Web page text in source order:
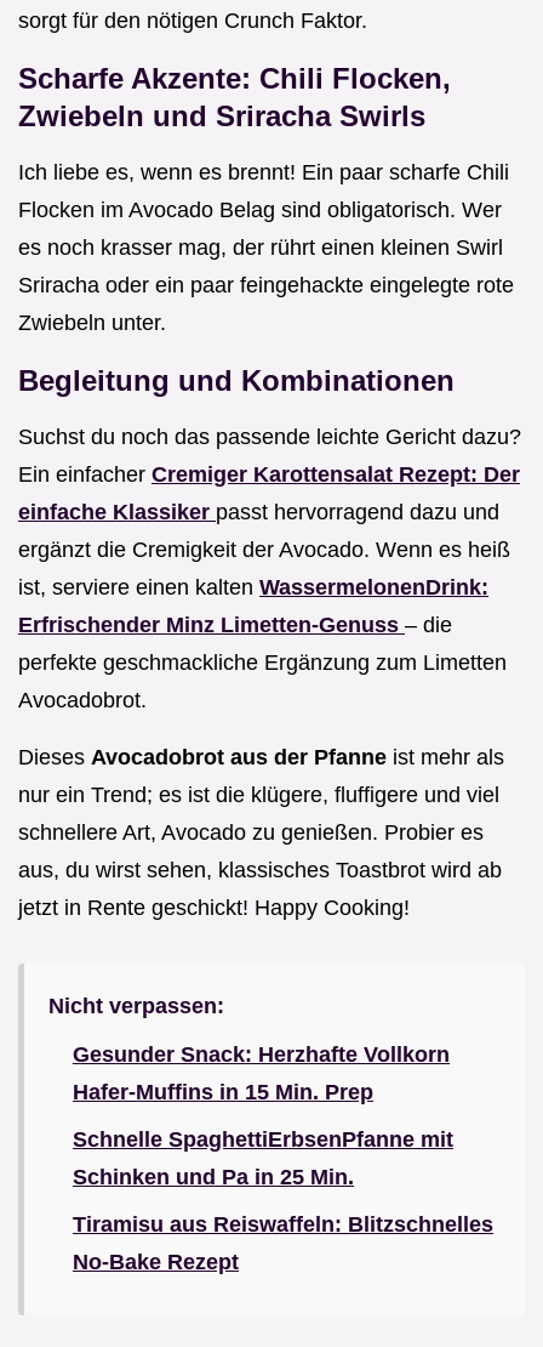
sorgt für den nötigen Crunch Faktor.
Scharfe Akzente: Chili Flocken,
Zwiebeln und Sriracha Swirls
Ich liebe es, wenn es brennt! Ein paar scharfe Chili
Flocken im Avocado Belag sind obligatorisch. Wer
es noch krasser mag, der rührt einen kleinen Swirl
Sriracha oder ein paar feingehackte eingelegte rote
Zwiebeln unter.
Begleitung und Kombinationen
Suchst du noch das passende leichte Gericht dazu?
Ein einfacher Cremiger Karottensalat Rezept: Der
einfache Klassiker passt hervorragend dazu und
ergänzt die Cremigkeit der Avocado. Wenn es heiß
ist, serviere einen kalten WassermelonenDrink:
Erfrischender Minz Limetten-Genuss – die
perfekte geschmackliche Ergänzung zum Limetten
Avocadobrot.
Dieses Avocadobrot aus der Pfanne ist mehr als
nur ein Trend; es ist die klügere, fluffigere und viel
schnellere Art, Avocado zu genießen. Probier es
aus, du wirst sehen, klassisches Toastbrot wird ab
jetzt in Rente geschickt! Happy Cooking!
Nicht verpassen:
Gesunder Snack: Herzhafte Vollkorn
Hafer-Muffins in 15 Min. Prep
Schnelle SpaghettiErbsenPfanne mit
Schinken und Pa in 25 Min.
Tiramisu aus Reiswaffeln: Blitzschnelles
No-Bake Rezept